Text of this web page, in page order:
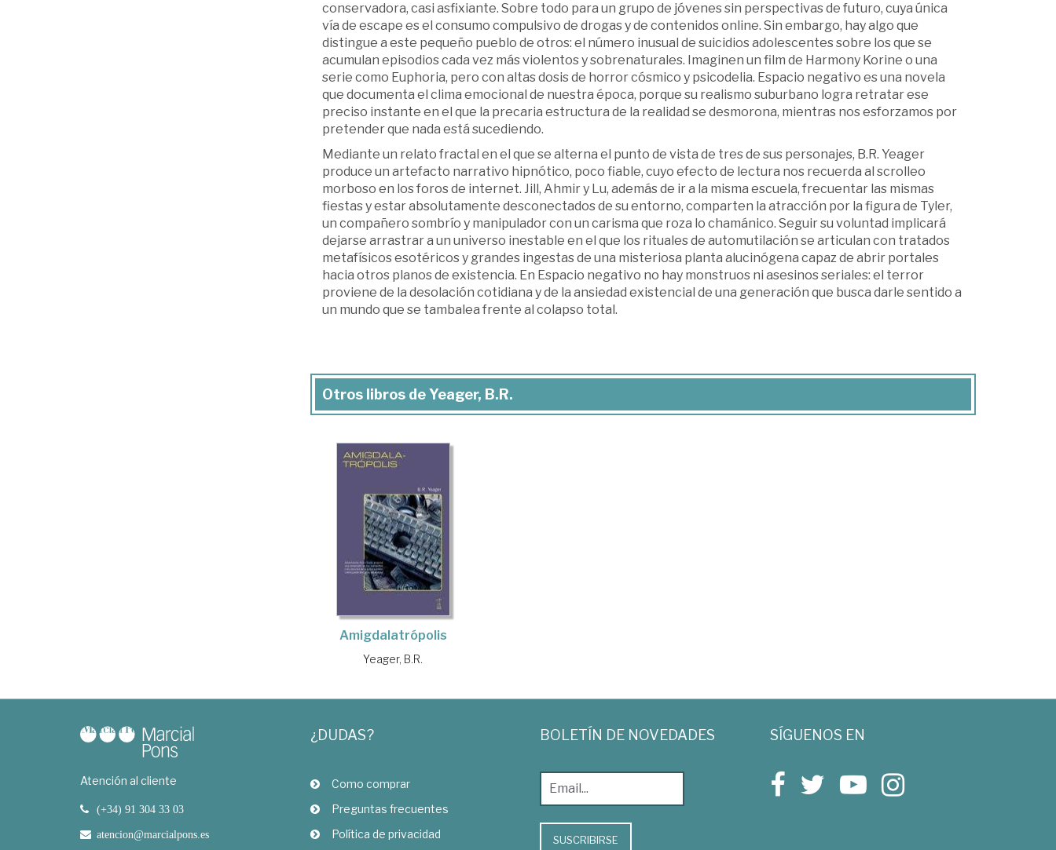
conservadora, casi asfixiante. Sobre todo para un grupo de jóvenes sin perspectivas de futuro, cuya única
vía de escape es el consumo compulsivo de drogas y de contenidos online. Sin embargo, hay algo que
distingue a este pequeño pueblo de otros: el número inusual de suicidios adolescentes sobre los que se
acumulan episodios cada vez más violentos y sobrenaturales. Imaginen un film de Harmony Korine o una
serie como Euphoria, pero con altas dosis de horror cósmico y psicodelia. Espacio negativo es una novela
que documenta el clima emocional de nuestra época, porque su realismo suburbano logra retratar ese
preciso instante en el que la precaria estructura de la realidad se desmorona, mientras nos esforzamos por
pretender que nada está sucediendo.
Mediante un relato fractal en el que se alterna el punto de vista de tres de sus personajes, B.R. Yeager
produce un artefacto narrativo hipnótico, poco fiable, cuyo efecto de lectura nos recuerda al scrolleo
morboso en los foros de internet. Jill, Ahmir y Lu, además de ir a la misma escuela, frecuentar las mismas
fiestas y estar absolutamente desconectados de su entorno, comparten la atracción por la figura de Tyler,
un compañero sombrío y manipulador con un carisma que roza lo chamánico. Seguir su voluntad implicará
dejarse arrastrar a un universo inestable en el que los rituales de automutilación se articulan con tratados
metafísicos esotéricos y grandes ingestas de una misteriosa planta alucinógena capaz de abrir portales
hacia otros planos de existencia. En Espacio negativo no hay monstruos ni asesinos seriales: el terror
proviene de la desolación cotidiana y de la ansiedad existencial de una generación que busca darle sentido a
un mundo que se tambalea frente al colapso total.
Otros libros de Yeager, B.R.
Amigdalatrópolis
Yeager, B.R.
Atención al cliente
(+34) 91 304 33 03
atencion@marcialpons.es
¿DUDAS?
Como comprar
Preguntas frecuentes
Política de privacidad
BOLETÍN DE NOVEDADES
SUSCRIBIRSE
SÍGUENOS EN